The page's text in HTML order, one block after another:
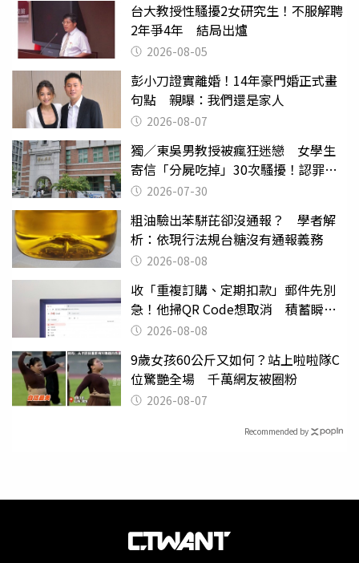
台大教授性騷擾2女研究生！不服解聘
2年爭4年 結局出爐
2026-08-05
彭小刀證實離婚！14年豪門婚正式畫
句點 親曝：我們還是家人
2026-08-07
獨／東吳男教授被瘋狂迷戀 女學生
寄信「分屍吃掉」30次騷擾！認罪免
關 2026-07-30
粗油驗出苯駢芘卻沒通報？ 學者解
析：依現行法規台糖沒有通報義務
2026-08-08
收「重複訂購、定期扣款」郵件先別
急！他掃QR Code想取消 積蓄瞬間
蒸發2026-08-08
9歲女孩60公斤又如何？站上啦啦隊C
位驚艷全場 千萬網友被圈粉
2026-08-07
Recommended by